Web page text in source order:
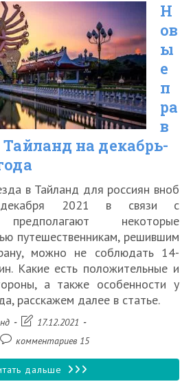
Египет
в
2026
году
Н
ов
ы
е
п
ра
в
на декабрь-
в Тайланд для россиян вноб
2021 в связи с
предполагают некоторые
путешественникам, решившим
можно не соблюдать 14-
Какие есть положительные и
а также особенности у
расскажем далее в статье.
Запись17.12.2021
Комментарии
записи:
комментариев 15
дальше Новые